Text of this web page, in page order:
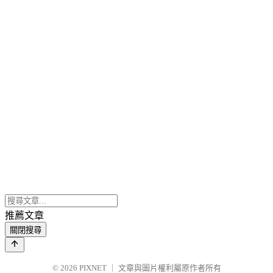
推薦文章
關閉搜尋
© 2026 PIXNET 文章與圖片權利屬原作者所有